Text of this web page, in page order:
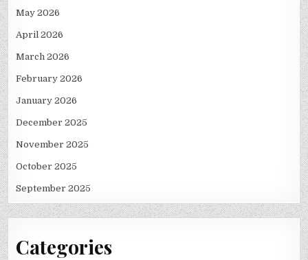
May 2026
April 2026
March 2026
February 2026
January 2026
December 2025
November 2025
October 2025
September 2025
Categories